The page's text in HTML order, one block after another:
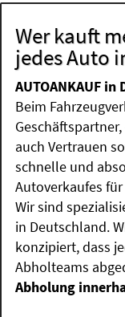
Wer kauft
jedes Auto
AUTOANKAUF in
Beim
auch Vertrauen
schnelle und
Autoverkaufes
Wir sind
in Deutschland.
konzipiert, dass
Abholteams
Abholung